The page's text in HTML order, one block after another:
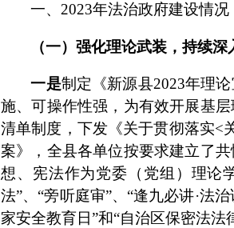
一、 2023年法治政府建设情况
（一）强化理论武装，持续深
一是制定《新源县2023年理
施、可操作性强，为有效开展基
清单制度，下发《关于贯彻落实<
案》， 全县各单位按要求建立了
想、宪法作为党委（党组）理论
法”、“旁听庭审”、“逢九必讲·法
家安全教育日”和“自治区保密法法